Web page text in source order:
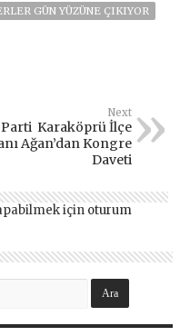
GÜN YÜZÜNE ÇIKIYOR
Next
Karaköprü İlçe
Ağan’dan Kongre
Daveti
için oturum